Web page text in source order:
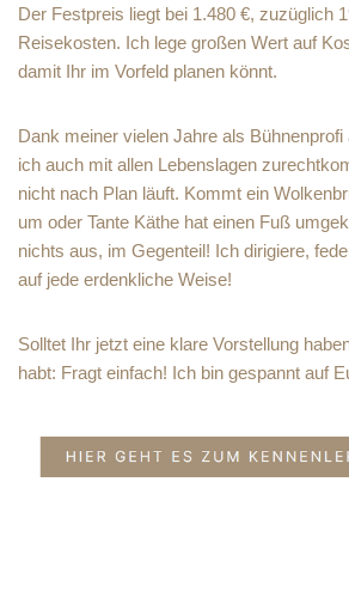
Der Festpreis liegt bei 1.480 €, zuzüglich
Reisekosten. Ich lege großen Wert auf
damit Ihr im Vorfeld planen könnt.
Dank meiner vielen Jahre als
ich auch mit allen Lebenslagen
nicht nach Plan läuft. Kommt ein
um oder Tante Käthe hat einen Fuß
nichts aus, im Gegenteil! Ich dirigiere,
auf jede erdenkliche Weise!
Solltet Ihr jetzt eine klare Vorstellung
habt: Fragt einfach! Ich bin gespannt auf